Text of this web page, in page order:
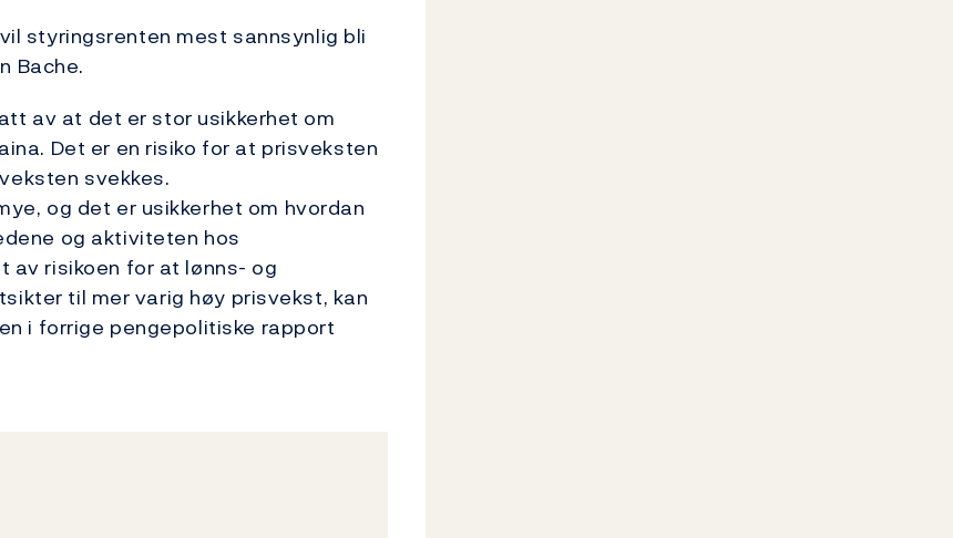
styringsrenten mest sannsynlig bli
Bache.
av at det er stor usikkerhet om
Det er en risiko for at prisveksten
svekkes.
og det er usikkerhet om hvordan
og aktiviteten hos
av risikoen for at lønns- og
til mer varig høy prisvekst, kan
i forrige pengepolitiske rapport